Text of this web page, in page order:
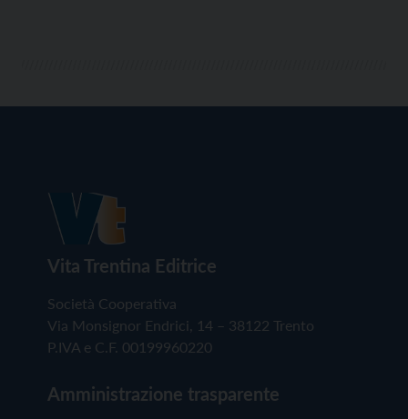
Vita Trentina Editrice
Società Cooperativa
Via Monsignor Endrici, 14 – 38122 Trento
P.IVA e C.F. 00199960220
Amministrazione trasparente